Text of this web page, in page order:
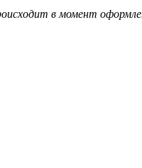
в момент